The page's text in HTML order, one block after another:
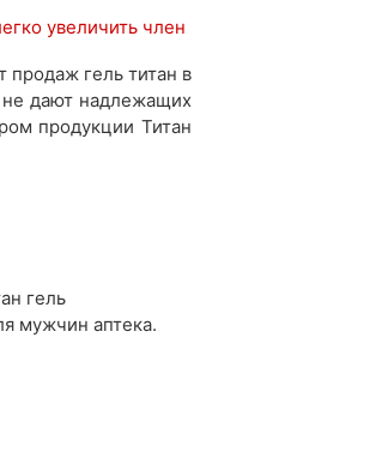
продаж гель титан в
не дают надлежащих
продукции Титан
гель
мужчин аптека.